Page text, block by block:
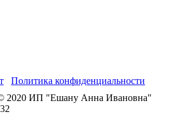
Политика конфиденциальности
2020 ИП "Ешану Анна Ивановна"